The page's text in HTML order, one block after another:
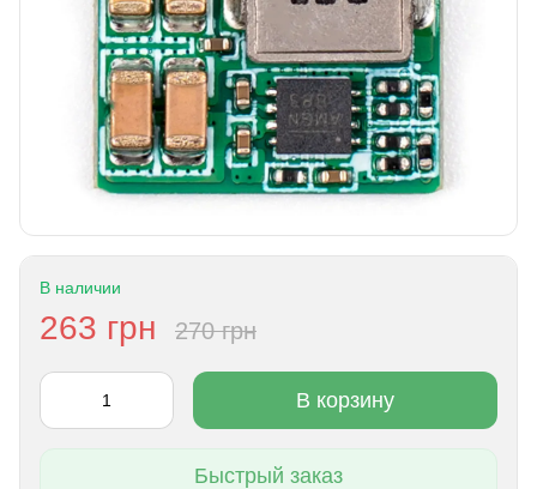
В наличии
263 грн 270 грн
В корзину
Быстрый заказ